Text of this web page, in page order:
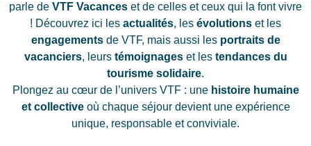
parle de VTF Vacances et de celles et ceux qui la font vivre
! Découvrez ici les actualités, les évolutions et les
engagementsde VTF, mais aussi les portraits de
vacanciers, leurs témoignageset les tendances du
tourisme solidaire.
Plongez au cœur de l’univers VTF : une histoire humaine
et collectiveoù chaque séjour devient une expérience
unique, responsable et conviviale.